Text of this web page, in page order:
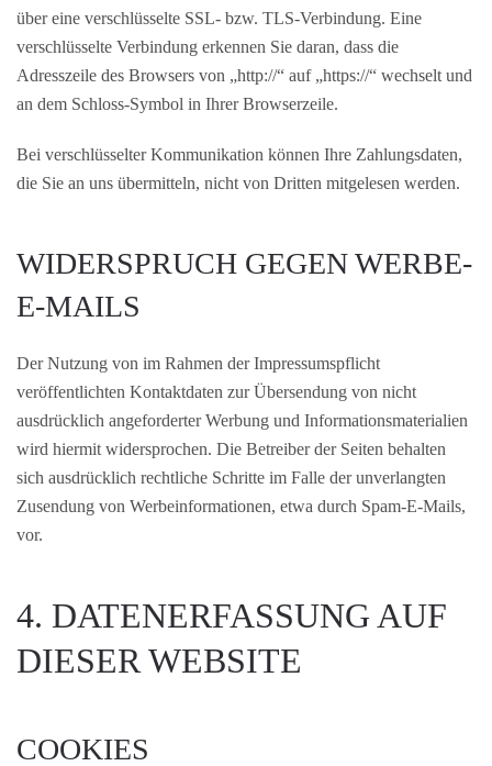
über eine verschlüsselte SSL- bzw. TLS-Verbindung. Eine
verschlüsselte Verbindung erkennen Sie daran, dass die
Adresszeile des Browsers von „http://“ auf „https://“ wechselt und
an dem Schloss-Symbol in Ihrer Browserzeile.
Bei verschlüsselter Kommunikation können Ihre Zahlungsdaten,
die Sie an uns übermitteln, nicht von Dritten mitgelesen werden.
WIDERSPRUCH GEGEN WERBE-
E-MAILS
Der Nutzung von im Rahmen der Impressumspflicht
veröffentlichten Kontaktdaten zur Übersendung von nicht
ausdrücklich angeforderter Werbung und Informationsmaterialien
wird hiermit widersprochen. Die Betreiber der Seiten behalten
sich ausdrücklich rechtliche Schritte im Falle der unverlangten
Zusendung von Werbeinformationen, etwa durch Spam-E-Mails,
vor.
4. DATENERFASSUNG AUF
DIESER WEBSITE
COOKIES